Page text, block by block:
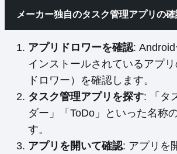
メーカー独自のタスク管理アプリの確
アプリドロワーを確認:
インストールされているアプ
ドロワー）を確認します。
タスク管理アプリを探す: 「タ
ダー」「ToDo」といった名称
す。
アプリを開いて確認: アプリを